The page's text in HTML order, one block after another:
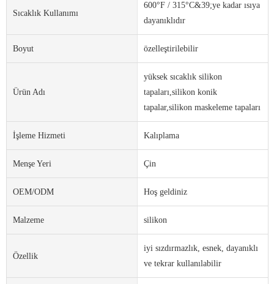
Sıcaklık Kullanımı
600°F / 315°C&39;ye kadar ısıya
dayanıklıdır
Boyut özelleştirilebilir
Ürün Adı
yüksek sıcaklık silikon
tapaları,silikon konik
tapalar,silikon maskeleme tapaları
İşleme Hizmeti Kalıplama
Menşe Yeri Çin
OEM/ODM Hoş geldiniz
Malzeme silikon
Özellik
iyi sızdırmazlık, esnek, dayanıklı
ve tekrar kullanılabilir